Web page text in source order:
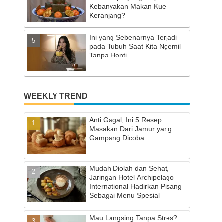
Kebanyakan Makan Kue
Keranjang?
Ini yang Sebenarnya Terjadi
pada Tubuh Saat Kita Ngemil
Tanpa Henti
WEEKLY TREND
Anti Gagal, Ini 5 Resep
Masakan Dari Jamur yang
Gampang Dicoba
Mudah Diolah dan Sehat,
Jaringan Hotel Archipelago
International Hadirkan Pisang
Sebagai Menu Spesial
Mau Langsing Tanpa Stres?